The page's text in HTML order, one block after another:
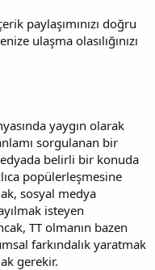
paylaşımınızı doğru
ulaşma olasılığınızı
yaygın olarak
sorgulanan bir
belirli bir konuda
popülerleşmesine
sosyal medya
isteyen
TT olmanın bazen
farkındalık yaratmak
gerekir.